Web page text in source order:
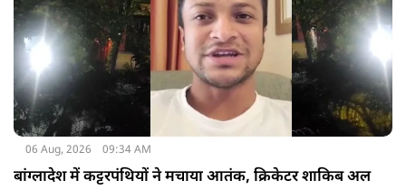
06 Aug, 2026 09:34 AM
बांग्लादेश में कट्टरपंथियों ने मचाया आतंक, क्रिकेटर शाकिब अल